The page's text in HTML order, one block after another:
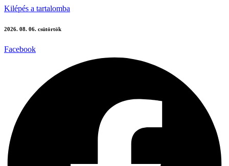
Kilépés a tartalomba
2026. 08. 06. csütörtök
Facebook